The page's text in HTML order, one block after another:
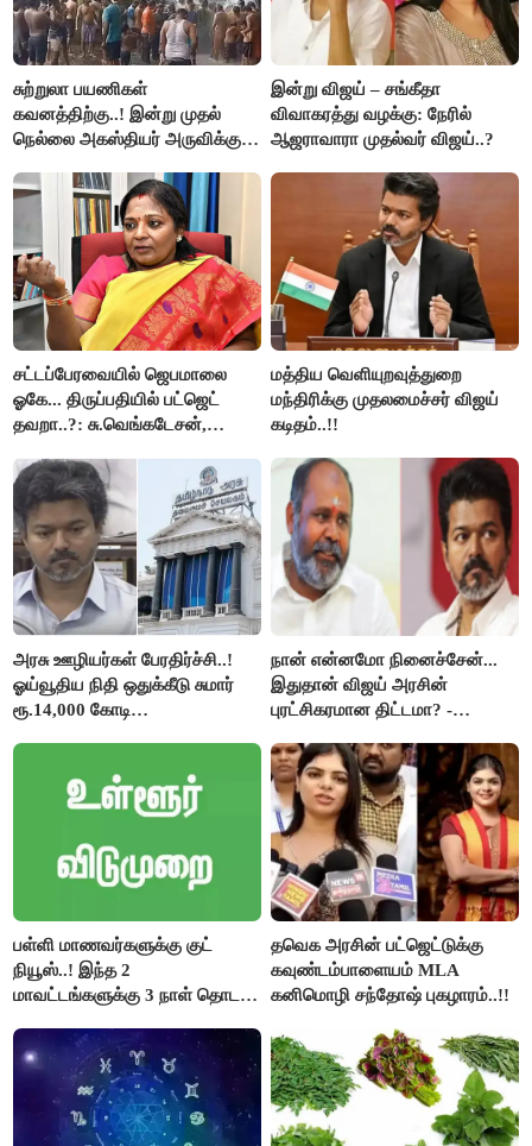
சுற்றுலா பயணிகள்
கவனத்திற்கு..! இன்று முதல்
நெல்லை அகஸ்தியர் அருவிக்கு
இன்று விஜய் – சங்கீதா
விவாகரத்து வழக்கு: நேரில்
ஆஜராவாரா முதல்வர் விஜய்..?
சட்டப்பேரவையில் ஜெபமாலை
ஓகே... திருப்பதியில் பட்ஜெட்
தவறா..?: சு.வெங்கடேசன்,
கேள்வி..!
மத்திய வெளியுறவுத்துறை
மந்திரிக்கு முதலமைச்சர் விஜய்
கடிதம்..!!
அரசு ஊழியர்கள் பேரதிர்ச்சி..!
ஓய்வூதிய நிதி ஒதுக்கீடு சுமார்
ரூ.14,000 கோடி
நான் என்னமோ நினைச்சேன்...
இதுதான் விஜய் அரசின்
புரட்சிகரமான திட்டமா? -
பள்ளி மாணவர்களுக்கு குட்
நியூஸ்..! இந்த 2
மாவட்டங்களுக்கு 3 நாள் தொடர்
தவெக அரசின் பட்ஜெட்டுக்கு
கவுண்டம்பாளையம் MLA
கனிமொழி சந்தோஷ் புகழாரம்..!!